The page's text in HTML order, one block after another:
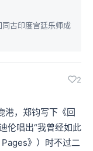
同古印度宫廷乐师成
2
港，郑钧写下《回
伦唱出“我曾经如此
》）时不过二